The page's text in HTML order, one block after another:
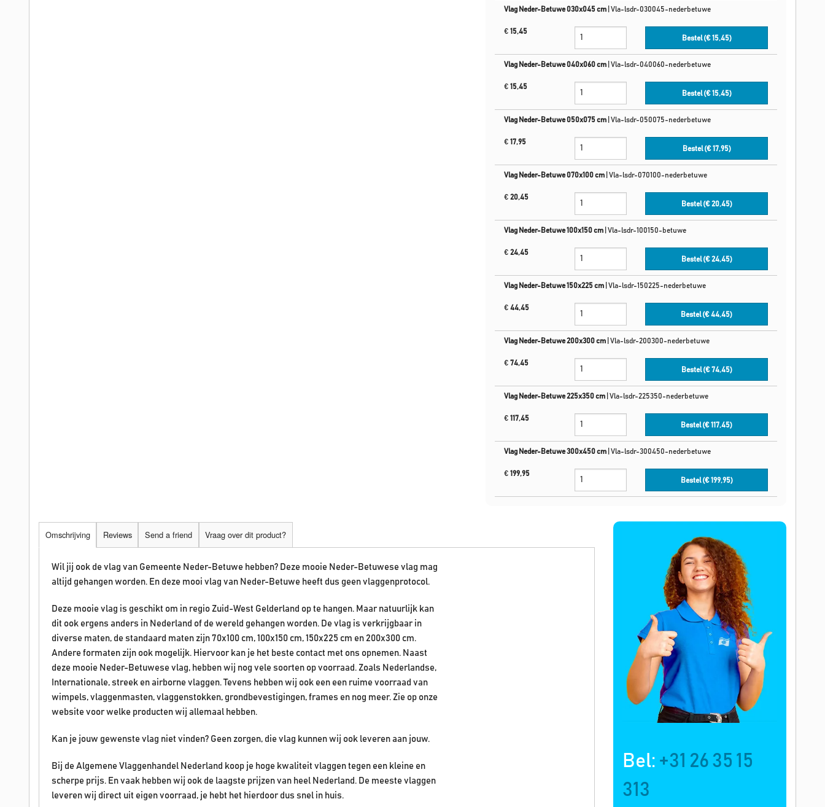
Vlag Neder-Betuwe 030x045 cm Vla-lsdr-030045-nederbetuwe
€ 15,45
Bestel (€15,45)
Vlag Neder-Betuwe 040x060 cm Vla-lsdr-040060-nederbetuwe
€ 15,45
Bestel (€15,45)
Vlag Neder-Betuwe 050x075 cm Vla-lsdr-050075-nederbetuwe
€ 17,95
Bestel (€17,95)
Vlag Neder-Betuwe 070x100 cm Vla-lsdr-070100-nederbetuwe
€ 20,45
Bestel (€20,45)
Vlag Neder-Betuwe 100x150 cm Vla-lsdr-100150-betuwe
€ 24,45
Bestel (€24,45)
Vlag Neder-Betuwe 150x225 cm Vla-lsdr-150225-nederbetuwe
€ 44,45
Bestel (€44,45)
Vlag Neder-Betuwe 200x300 cm Vla-lsdr-200300-nederbetuwe
€ 74,45
Bestel (€74,45)
Vlag Neder-Betuwe 225x350 cm Vla-lsdr-225350-nederbetuwe
€ 117,45
Bestel (€117,45)
Vlag Neder-Betuwe 300x450 cm Vla-lsdr-300450-nederbetuwe
€ 199,95
Bestel (€199,95)
Bel: +31 26 35 15
313
Omschrijving Reviews Send a friend Vraag over dit product?
Wil jij ook de vlag van Gemeente Neder-Betuwe hebben? Deze mooie Neder-Betuwese vlag mag
altijd gehangen worden. En deze mooi vlag van Neder-Betuwe heeft dus geen vlaggenprotocol.
Deze mooie vlag is geschikt om in regio Zuid-West Gelderland op te hangen. Maar natuurlijk kan
dit ook ergens anders in Nederland of de wereld gehangen worden. De vlag is verkrijgbaar in
diverse maten, de standaard maten zijn 70x100 cm, 100x150 cm, 150x225 cm en 200x300 cm.
Andere formaten zijn ook mogelijk. Hiervoor kan je het beste contact met ons opnemen. Naast
deze mooie Neder-Betuwese vlag, hebben wij nog vele soorten op voorraad. Zoals Nederlandse,
Internationale, streek en airborne vlaggen. Tevens hebben wij ook een een ruime voorraad van
wimpels, vlaggenmasten, vlaggenstokken, grondbevestigingen, frames en nog meer. Zie op onze
website voor welke producten wij allemaal hebben.
Kan je jouw gewenste vlag niet vinden? Geen zorgen, die vlag kunnen wij ook leveren aan jouw.
Bij de Algemene Vlaggenhandel Nederland koop je hoge kwaliteit vlaggen tegen een kleine en
scherpe prijs. En vaak hebben wij ook de laagste prijzen van heel Nederland. De meeste vlaggen
leveren wij direct uit eigen voorraad, je hebt het hierdoor dus snel in huis.